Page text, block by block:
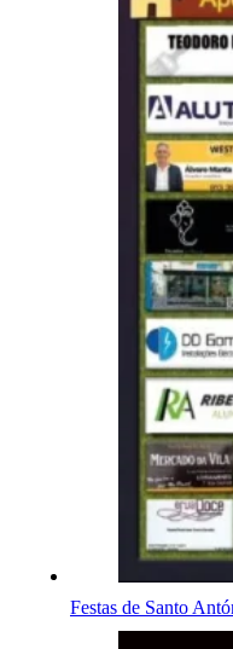
Festas de Santo